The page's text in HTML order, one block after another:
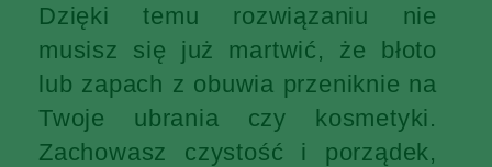
Dzięki temu rozwiązaniu nie
musisz się już martwić, że błoto
lub zapach z obuwia przeniknie na
Twoje ubrania czy kosmetyki.
Zachowasz czystość i porządek,